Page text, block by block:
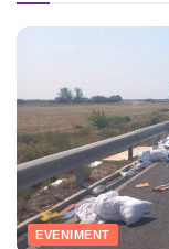
EVENIMENT